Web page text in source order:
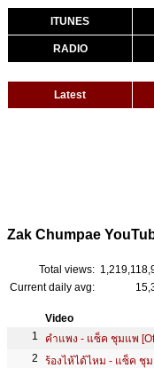
ITUNES
RADIO
Latest
Zak Chumpae
Total views:
Current daily avg:
Video
คำแพง - แซ็ค ชุมแพ
ร้องไห้ได้ไหม - แซ็ค ชุม